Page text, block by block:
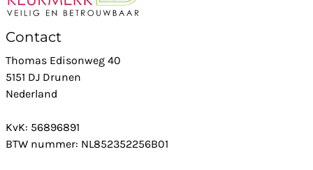
Contact
Thomas Edisonweg 40
5151 DJ Drunen
Nederland
KvK: 56896891
BTW nummer: NL852352256B01